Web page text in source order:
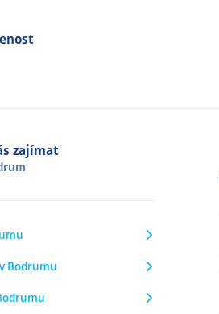
zajímat
Bodrumu